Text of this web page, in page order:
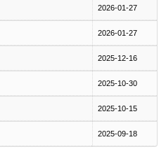
2026-01-27
2026-01-27
2025-12-16
2025-10-30
2025-10-15
2025-09-18